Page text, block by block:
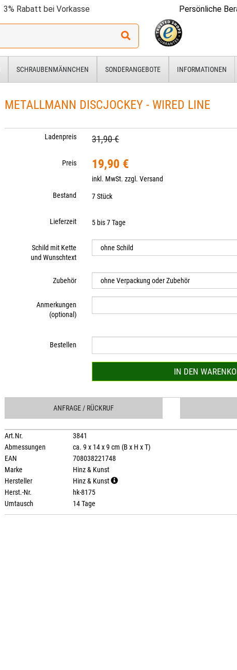
3% Rabatt bei Vorkasse Persönliche
SCHRAUBENMÄNNCHEN SONDERANGEBOTE INFORMATIONEN
METALLMANN DISCJOCKEY - WIRED LINE
Ladenpreis 31,90 €
Preis 19,90 €
inkl. MwSt. zzgl.Versand
Bestand
7 Stück
Lieferzeit 5 bis 7 Tage
Schild mit Kette
und Wunschtext
Zubehör
Anmerkungen
(optional)
Bestellen
IN DEN
ANFRAGE / RÜCKRUF
Art.Nr.
3841
Abmessungen
ca. 9 x 14 x 9 cm (B x H x T)
EAN
708038221748
Marke
Hinz & Kunst
Hersteller
Hinz & Kunst
Herst.-Nr.
hk-8175
Umtausch
14 Tage